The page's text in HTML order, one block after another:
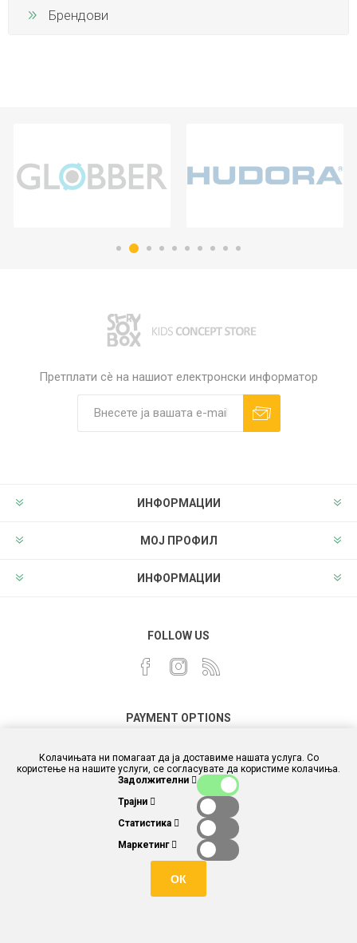
Брендови
Претплати сè на нашиот електронски информатор
ИНФОРМАЦИИ
МОЈ ПРОФИЛ
ИНФОРМАЦИИ
FOLLOW US
PAYMENT OPTIONS
Колачињата ни помагаат да ја доставиме нашата услуга. Со
користење на нашите услуги, се согласувате да користиме колачиња.
Задолжителни
Трајни
Статистика
Маркетинг
ОК